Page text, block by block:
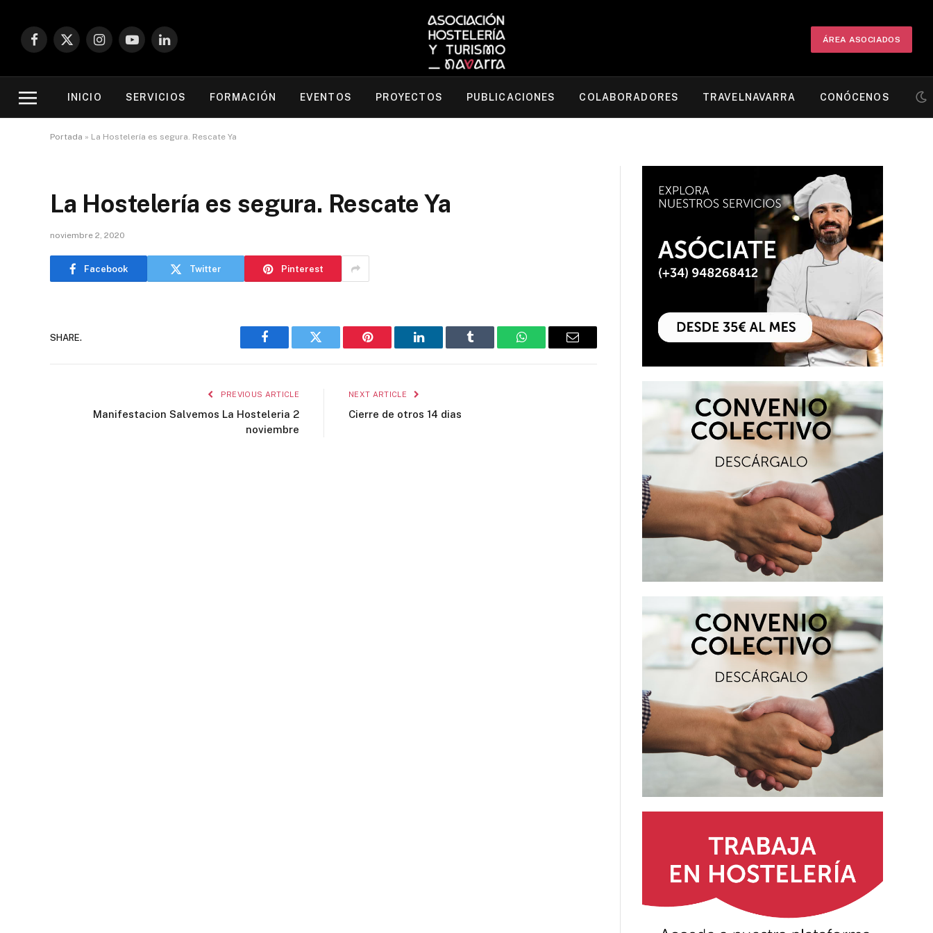
Facebook
X
InstagramYouTubeLinkedIn
ÁREA ASOCIADOS
INICIO SERVICIOS FORMACIÓN EVENTOS PROYECTOS PUBLICACIONES COLABORADORES TRAVELNAVARRA CONÓCENOS
Portada » La Hostelería es segura. Rescate Ya
La Hostelería es segura. Rescate Ya
noviembre 2, 2020
Facebook Twitter Pinterest
SHARE.
Facebook Twitter Pinterest LinkedIn Tumblr WhatsAppEmail
PREVIOUS ARTICLE
Manifestacion Salvemos La Hosteleria 2
noviembre
NEXT ARTICLE
Cierre de otros 14 dias